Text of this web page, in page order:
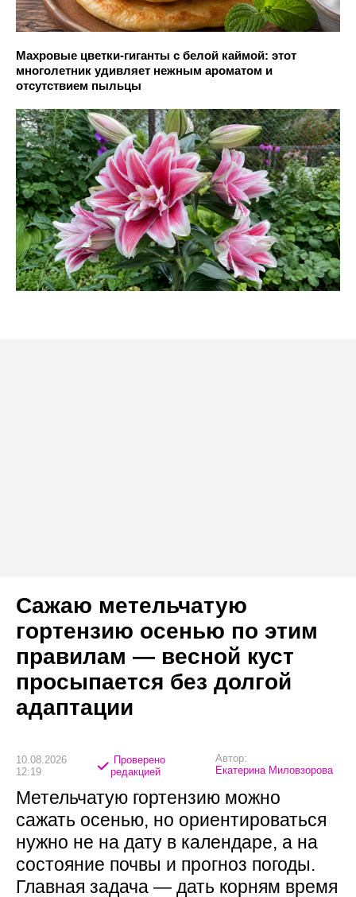
Махровые цветки-гиганты с белой каймой: этот
многолетник удивляет нежным ароматом и
отсутствием пыльцы
Сажаю метельчатую
гортензию осенью по этим
правилам — весной куст
просыпается без долгой
адаптации
10.08.2026
12:19
Проверено
редакцией
Автор:
Екатерина Миловзорова
Метельчатую гортензию можно
сажать осенью, но ориентироваться
нужно не на дату в календаре, а на
состояние почвы и прогноз погоды.
Главная задача — дать корням время